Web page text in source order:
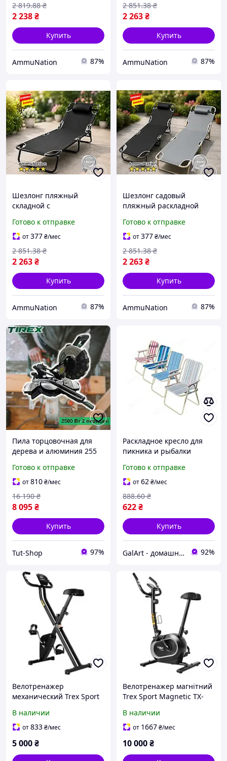
2 238₴
2 819.88 ₴
Купить
AmmuNation 87%
2 263₴
2 851.38 ₴
Купить
AmmuNation 87%
Шезлонг пляжный
складной с
черный - удобный лежак
для отдыха на пляже, в
саду, на даче
Готово к отправке
от377₴/мес
2 263₴
2 851.38 ₴
Купить
AmmuNation 87%
Шезлонг садовый
пляжный раскладной
подголовником и
максимальной нагрузкой
120 кг
Готово к отправке
от377₴/мес
2 263₴
2 851.38 ₴
Купить
AmmuNation 87%
Пила торцовочная для
дерева и алюминия 255
Торцовочная пила 220В
Готово к отправке
от810₴/мес
8 095₴
16 190 ₴
Купить
Tut-Shop 97%
Раскладное кресло для
пикника и рыбалки
Готово к отправке
от62₴/мес
622₴
888.60 ₴
Купить
GalArt - домашний уют 92%
Велотренажер
механический Trex Sport
В наличии
от833₴/мес
5 000₴
Велотренажер магнітний
Trex Sport Magnetic TX-
В наличии
от 1667₴/мес
10 000₴